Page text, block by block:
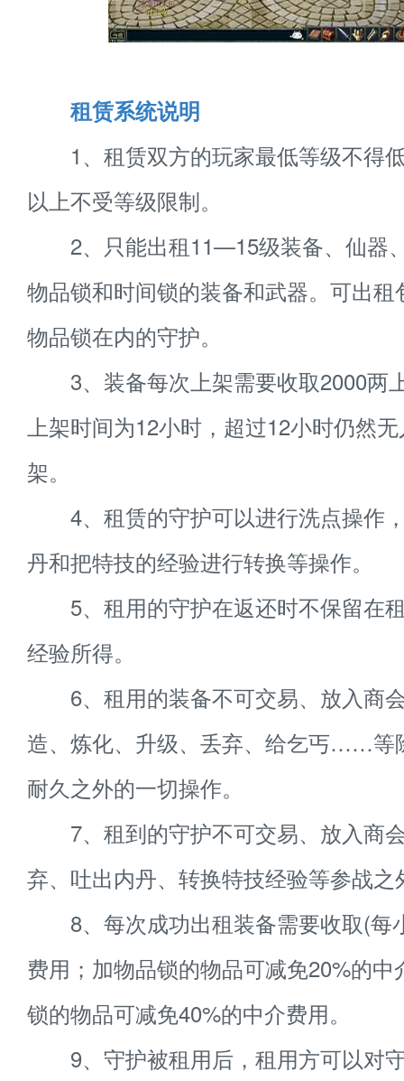
租赁系统说明
1、租赁双方的玩家最低等级不得
以上不受等级限制。
2、只能出租11—15级装备、仙器
物品锁和时间锁的装备和武器。可出
物品锁在内的守护。
3、装备每次上架需要收取2000两
上架时间为12小时，超过12小时仍然
架。
4、租赁的守护可以进行洗点操作
丹和把特技的经验进行转换等操作。
5、租用的守护在返还时不保留在
经验所得。
6、租用的装备不可交易、放入商
造、炼化、升级、丢弃、给乞丐……等
耐久之外的一切操作。
7、租到的守护不可交易、放入商
弃、吐出内丹、转换特技经验等参战之
8、每次成功出租装备需要收取(每
费用；加物品锁的物品可减免20%的中
锁的物品可减免40%的中介费用。
9、守护被租用后，租用方可以对